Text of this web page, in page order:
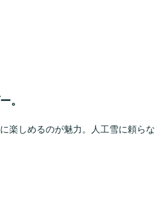
。
楽しめるのが魅力。人工雪に頼らな